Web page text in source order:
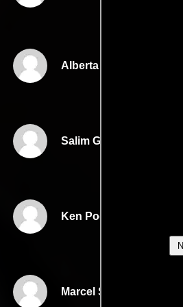
Alberta Watson
Salim Grant
Ken Pogue
Marcel Sabourin